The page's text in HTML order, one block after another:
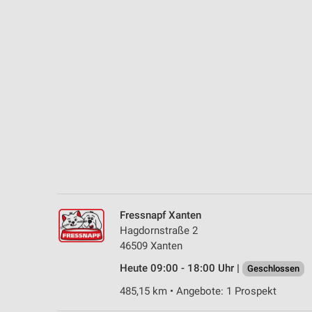
Fressnapf Xanten
Hagdornstraße 2
46509 Xanten
Heute 09:00 - 18:00 Uhr |
Geschlossen
485,15 km • Angebote: 1 Prospekt
Notwendig